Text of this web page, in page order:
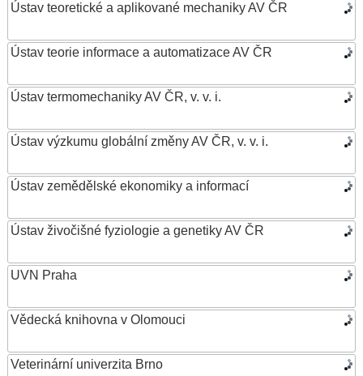
Ústav teoretické a aplikované mechaniky AV ČR
Ústav teorie informace a automatizace AV ČR
Ústav termomechaniky AV ČR, v. v. i.
Ústav výzkumu globální změny AV ČR, v. v. i.
Ústav zemědělské ekonomiky a informací
Ústav živočišné fyziologie a genetiky AV ČR
UVN Praha
Vědecká knihovna v Olomouci
Veterinární univerzita Brno